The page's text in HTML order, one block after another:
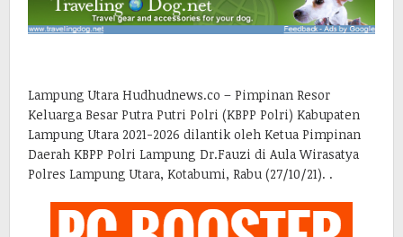
Lampung Utara Hudhudnews.co – Pimpinan Resor
Keluarga Besar Putra Putri Polri (KBPP Polri) Kabupaten
Lampung Utara 2021-2026 dilantik oleh Ketua Pimpinan
Daerah KBPP Polri Lampung Dr.Fauzi di Aula Wirasatya
Polres Lampung Utara, Kotabumi, Rabu (27/10/21). .